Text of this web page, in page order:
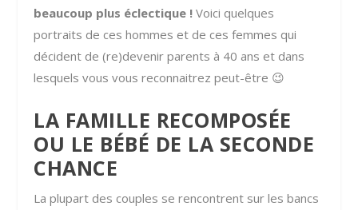
beaucoup plus éclectique !Voici quelques
portraits de ces hommes et de ces femmes qui
décident de (re)devenir parents à 40 ans et dans
lesquels vous vous reconnaitrez peut-être 😉
LA FAMILLE RECOMPOSÉE
OU LE BÉBÉ DE LA SECONDE
CHANCE
La plupart des couples se rencontrent sur les bancs